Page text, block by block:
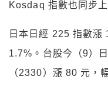
Kosdaq 指數也同步
日本日經 225 指數漲
1.7%。台股今（9）
（2330）漲 80 元，